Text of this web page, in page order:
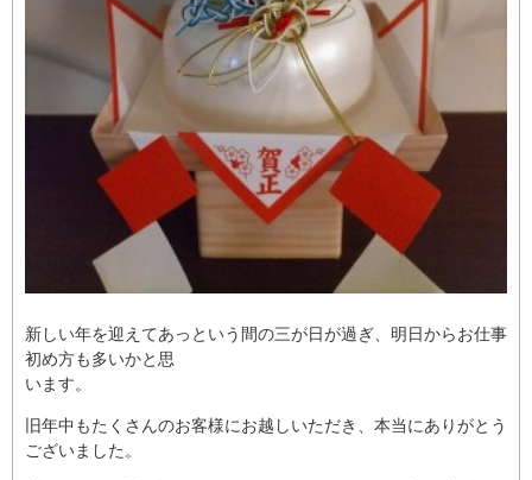
新しい年を迎えてあっという間の三が日が過ぎ、明日からお仕事
初め方も多いかと思
います。
旧年中もたくさんのお客様にお越しいただき、本当にありがとう
ございました。